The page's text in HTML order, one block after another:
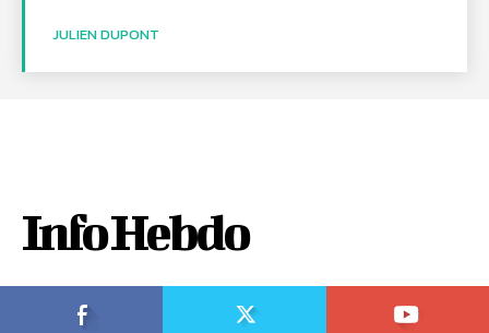
JULIEN DUPONT
Info Hebdo